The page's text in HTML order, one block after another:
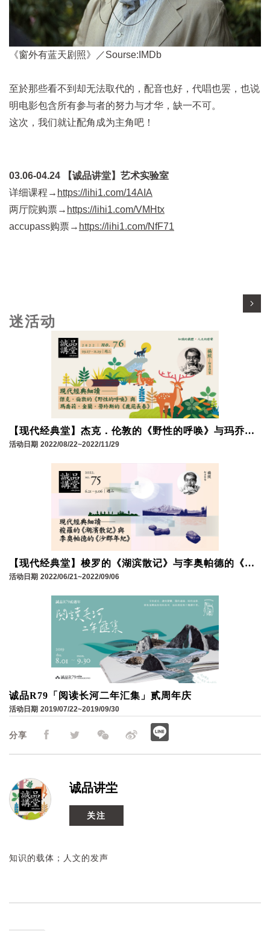
《窗外有蓝天剧照》／Sourse:IMDb
至於那些看不到却无法取代的，配音也好，代唱也罢，也说
明电影包含所有参与者的努力与才华，缺一不可。
这次，我们就让配角成为主角吧！
03.06-04.24 【诚品讲堂】艺术实验室
详细课程→ https://lihi1.com/14AIA
两厅院购票→ https://lihi1.com/VMHtx
accupass购票→ https://lihi1.com/NfF71
分享
诚品讲坣
关注
知识的载体；人文的发声
迷活动
【现代经典堂】杰克．伦敦的《野性的呼唤》与玛乔
莉．金兰．劳玲斯《鹿苑长春》│杨照
活动日期 2022/08/22~2022/11/29
【现代经典堂】梭罗的《湖滨散记》与李奥帕德的《沙
郡年纪》│杨照
活动日期 2022/06/21~2022/09/06
诚品R79「阅读长河二年汇集」贰周年庆
活动日期 2019/07/22~2019/09/30